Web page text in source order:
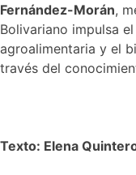
Fernández-Morán,
Bolivariano impulsa
agroalimentaria y el
través del
Texto: Elena